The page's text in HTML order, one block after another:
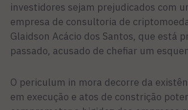
investidores sejam prejudicados com
empresa de consultoria de
Glaidson Acácio dos Santos, que está
passado, acusado de chefiar um
O periculum in mora decorre da
em execução e atos de constrição